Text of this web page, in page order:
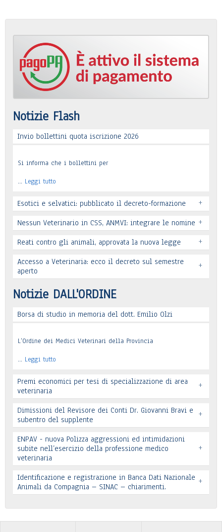
Notizie Flash
Invio bollettini quota iscrizione 2026
Si informa che i bollettini per
… Leggi tutto
Esotici e selvatici: pubblicato il decreto-formazione +
Leggi tutto
Nessun Veterinario in CSS, ANMVI: integrare le nomine +
Leggi tutto
Reati contro gli animali, approvata la nuova legge +
Leggi tutto
Accesso a Veterinaria: ecco il decreto sul semestre
aperto
+
Leggi tutto
Notizie DALL'ORDINE
Borsa di studio in memoria del dott. Emilio Olzi
L’Ordine dei Medici Veterinari della Provincia
… Leggi tutto
Premi economici per tesi di specializzazione di area
veterinaria
+
Leggi tutto
Dimissioni del Revisore dei Conti Dr. Giovanni Bravi e
subentro del supplente
+
Leggi tutto
ENPAV - nuova Polizza aggressioni ed intimidazioni
subite nell’esercizio della professione medico
veterinaria
+
In allegato si pubblica lettera pervenuta
Identificazione e registrazione in Banca Dati Nazionale
Animali da Compagnia – SINAC – chiarimenti.
+